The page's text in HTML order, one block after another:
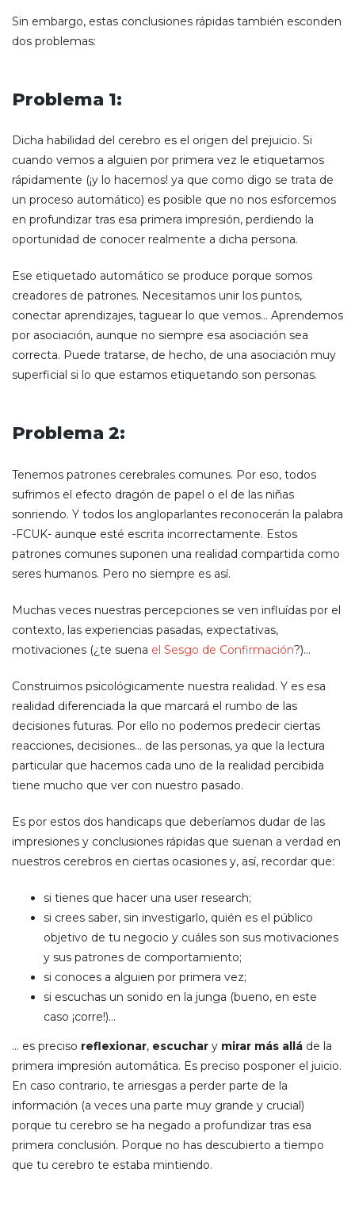
Sin embargo, estas conclusiones rápidas también esconden
dos problemas:
Problema 1:
Dicha habilidad del cerebro es el origen del prejuicio. Si
cuando vemos a alguien por primera vez le etiquetamos
rápidamente (¡y lo hacemos! ya que como digo se trata de
un proceso automático) es posible que no nos esforcemos
en profundizar tras esa primera impresión, perdiendo la
oportunidad de conocer realmente a dicha persona.
Ese etiquetado automático se produce porque somos
creadores de patrones. Necesitamos unir los puntos,
conectar aprendizajes, taguear lo que vemos… Aprendemos
por asociación, aunque no siempre esa asociación sea
correcta. Puede tratarse, de hecho, de una asociación muy
superficial si lo que estamos etiquetando son personas.
Problema 2:
Tenemos patrones cerebrales comunes. Por eso, todos
sufrimos el efecto dragón de papel o el de las niñas
sonriendo. Y todos los angloparlantes reconocerán la palabra
-FCUK- aunque esté escrita incorrectamente. Estos
patrones comunes suponen una realidad compartida como
seres humanos. Pero no siempre es así.
Muchas veces nuestras percepciones se ven influídas por el
contexto, las experiencias pasadas, expectativas,
motivaciones (¿te suena el Sesgo de Confirmación?)…
Construimos psicológicamente nuestra realidad. Y es esa
realidad diferenciada la que marcará el rumbo de las
decisiones futuras. Por ello no podemos predecir ciertas
reacciones, decisiones… de las personas, ya que la lectura
particular que hacemos cada uno de la realidad percibida
tiene mucho que ver con nuestro pasado.
Es por estos dos handicaps que deberíamos dudar de las
impresiones y conclusiones rápidas que suenan a verdad en
nuestros cerebros en ciertas ocasiones y, así, recordar que:
si tienes que hacer una user research;
si crees saber, sin investigarlo, quién es el público
objetivo de tu negocio y cuáles son sus motivaciones
y sus patrones de comportamiento;
si conoces a alguien por primera vez;
si escuchas un sonido en la junga (bueno, en este
caso ¡corre!)…
… es preciso reflexionar, escuchar y mirar más allá de la
primera impresión automática. Es preciso posponer el juicio.
En caso contrario, te arriesgas a perder parte de la
información (a veces una parte muy grande y crucial)
porque tu cerebro se ha negado a profundizar tras esa
primera conclusión. Porque no has descubierto a tiempo
que tu cerebro te estaba mintiendo.